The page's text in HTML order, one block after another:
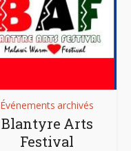
Événements archivés
Blantyre Arts
Festival